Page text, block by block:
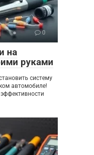
0
на
руками
систему
автомобиле!